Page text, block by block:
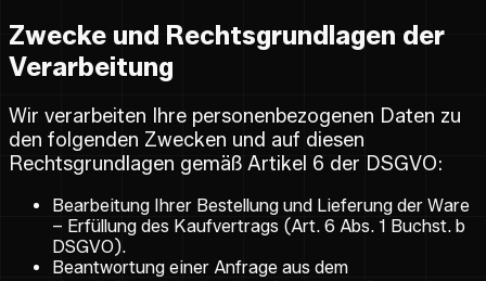
Zwecke und Rechtsgrundlagen der
Verarbeitung
Wir verarbeiten Ihre personenbezogenen Daten zu
den folgenden Zwecken und auf diesen
Rechtsgrundlagen gemäß Artikel 6 der DSGVO:
Bearbeitung Ihrer Bestellung und Lieferung der Ware
– Erfüllung des Kaufvertrags (Art. 6 Abs. 1 Buchst. b
DSGVO).
Beantwortung einer Anfrage aus dem